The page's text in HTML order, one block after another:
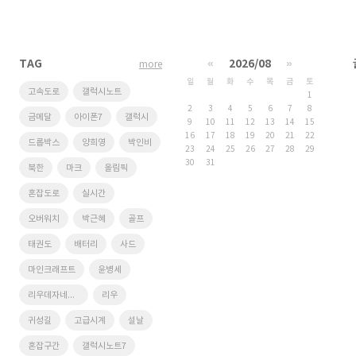
TAG
고속도로 갤럭시노트
금메달 아이폰7 갤럭시
드롭박스 양희영 박인비
북한 마크 올림픽
혼잡도로 실시간
오버워치 박근혜 골프
태권도 배터리 사드
마인크래프트 윤병세
리우데자네이루 리우
귀성길 고급시계 설날
혼잡구간 갤럭시노트7
more « 2026/08 »
일 월 화 수 목 금
토
1
2
3 4 5 6 7
8
9
10 11 12 13 14
15
16
17 18 19 20 21
22
23
24 25 26 27 28
29
30
31